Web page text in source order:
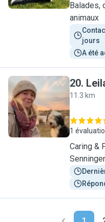
Balades,
animaux
jours
A été
L
20.
11.3 km
1
Caring &